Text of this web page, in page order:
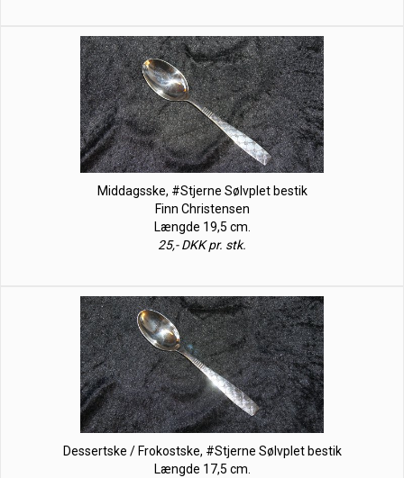
Middagsske, #Stjerne Sølvplet bestik
Finn Christensen
Længde 19,5 cm.
25,- DKK pr. stk.
Dessertske / Frokostske, #Stjerne Sølvplet bestik
Længde 17,5 cm.